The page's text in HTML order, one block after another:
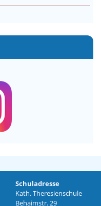
Schuladresse
Kath. Theresienschule
Behaimstr. 29